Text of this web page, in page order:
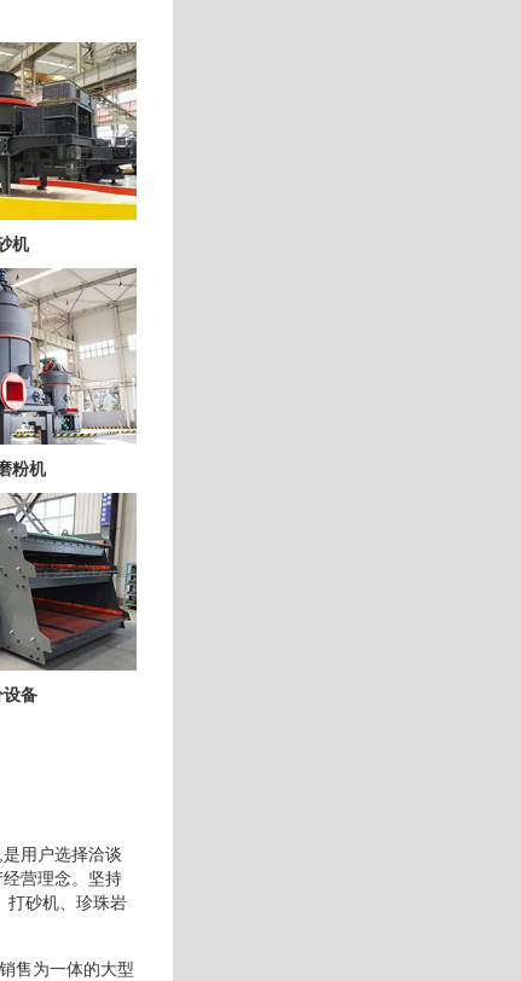
机
粉机
设备
用户选择洽谈
营理念。坚持
打砂机、珍珠岩
售为一体的大型